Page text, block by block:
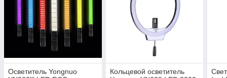
Осветитель Yongnuo
Кольцевой осветитель